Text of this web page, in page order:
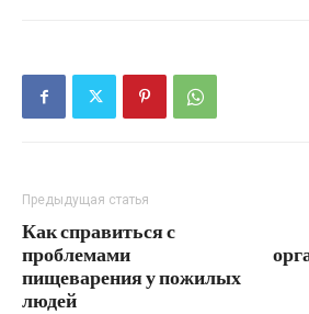
Предыдущая статья
Как справиться с
проблемами
пищеварения у пожилых
людей